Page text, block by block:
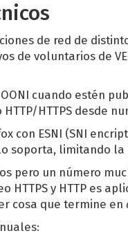
de red de
de voluntarios de
cuando estén
HTTPS desde
con ESNI (SNI
soporta, limitando
pero un número
HTTPS y HTTP es
cosa que termine en